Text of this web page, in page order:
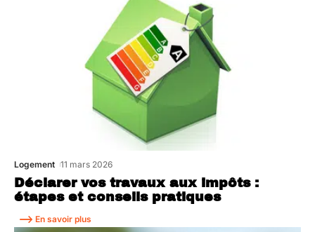
Déclarer vos travaux aux impôts :
étapes et conseils pratiques
Logement 11 mars 2026
En savoir plus